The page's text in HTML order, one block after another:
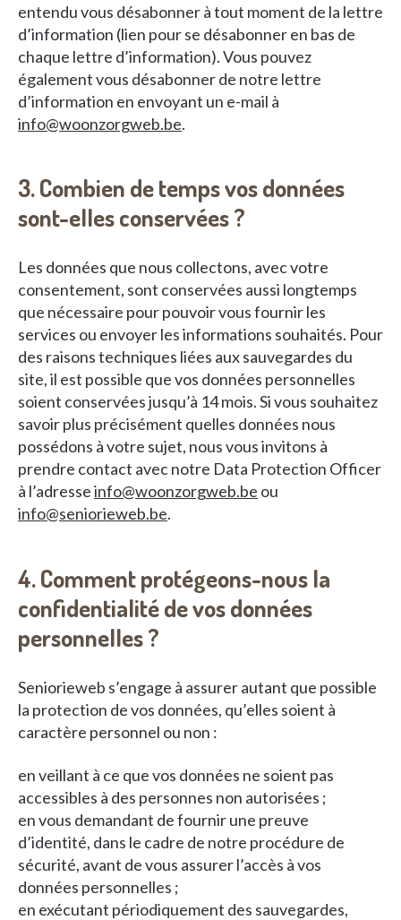
entendu vous désabonner à tout moment de la lettre
d’information (lien pour se désabonner en bas de
chaque lettre d’information). Vous pouvez
également vous désabonner de notre lettre
d’information en envoyant un e-mail à
info@woonzorgweb.be.
3. Combien de temps vos données
sont-elles conservées ?
Les données que nous collectons, avec votre
consentement, sont conservées aussi longtemps
que nécessaire pour pouvoir vous fournir les
services ou envoyer les informations souhaités. Pour
des raisons techniques liées aux sauvegardes du
site, il est possible que vos données personnelles
soient conservées jusqu’à 14 mois. Si vous souhaitez
savoir plus précisément quelles données nous
possédons à votre sujet, nous vous invitons à
prendre contact avec notre Data Protection Officer
à l’adresseinfo@woonzorgweb.be ou
info@seniorieweb.be.
4. Comment protégeons-nous la
confidentialité de vos données
personnelles ?
Seniorieweb s’engage à assurer autant que possible
la protection de vos données, qu’elles soient à
caractère personnel ou non :
en veillant à ce que vos données ne soient pas
accessibles à des personnes non autorisées ;
en vous demandant de fournir une preuve
d’identité, dans le cadre de notre procédure de
sécurité, avant de vous assurer l’accès à vos
données personnelles ;
en exécutant périodiquement des sauvegardes,